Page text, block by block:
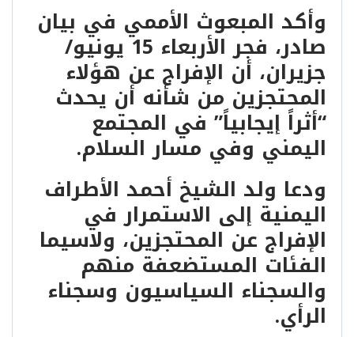
وأكد المبعوث الأممي في بيان
صادر، فجر الأربعاء 15 يونيو/
جزيران، أن الإفراج عن هؤلاء
المحتجزين من شأنه أن يحدث
“أثراً إيجابياً” في المجتمع
اليمني وفي مسار السلام.
ودعا ولد الشيخ أحمد الأطراف
اليمنية إلى الاستمرار في
الإفراج عن المحتجزين، ولاسيما
الفئات المستضعفة منهم
والسجناء السياسيون وسجناء
الرأي.